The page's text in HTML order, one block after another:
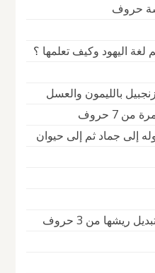
حروف
اليهود وكيف تعلمها ؟
بالليمون والعسل
7 حروف
إلى جماد ثم إلى حيوان
ريشها من 3 حروف